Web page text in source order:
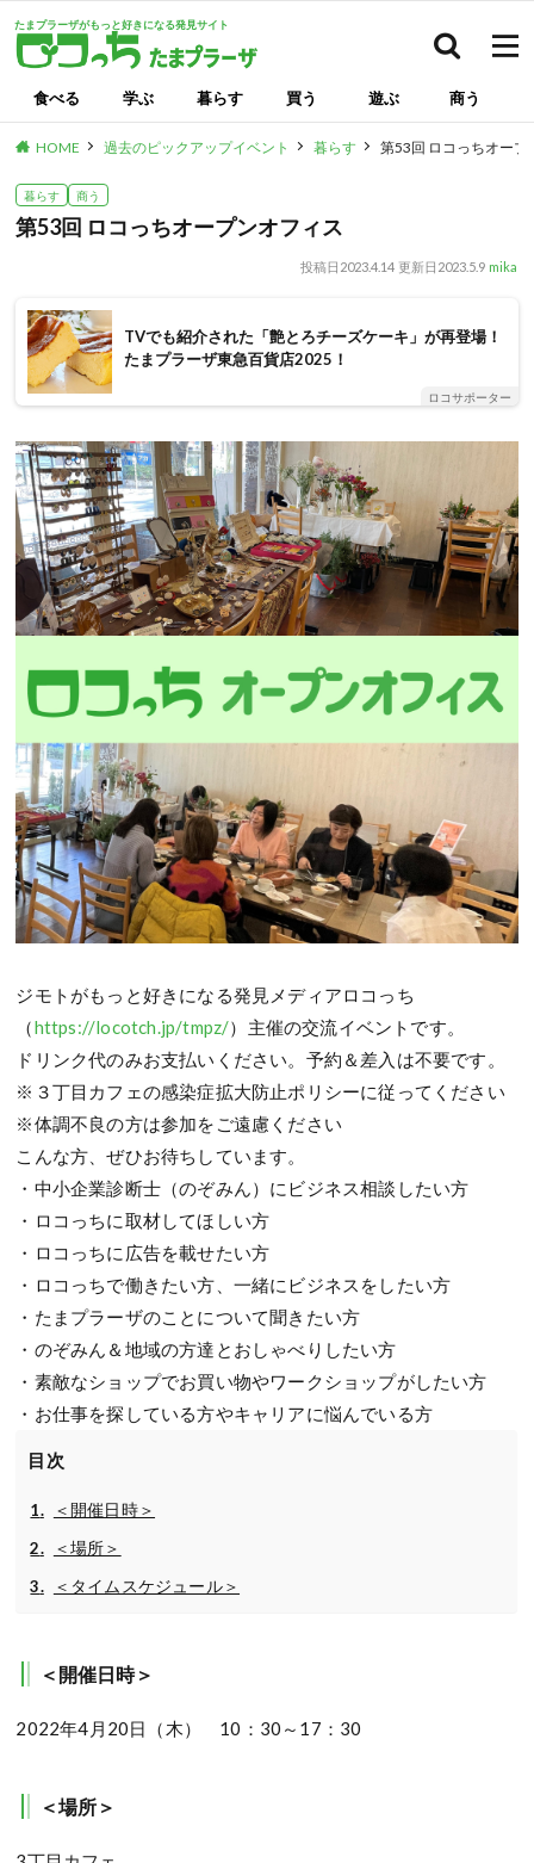
たまプラーザがもっと好きになる発見サイト
食べる 学ぶ 暮らす 買う 遊ぶ 商う
HOME 過去のピックアップイベント 暮らす 第53回 ロコっちオープ
暮らす 商う
第53回 ロコっちオープンオフィス
投稿日 2023.4.14 更新日 2023.5.9 mika
TVでも紹介された「艶とろチーズケーキ」が再登場！
たまプラーザ東急百貨店2025！
ロコサポーター
ジモトがもっと好きになる発見メディアロコっち
（https://locotch.jp/tmpz/）主催の交流イベントです。
ドリンク代のみお支払いください。予約＆差入は不要です。
※３丁目カフェの感染症拡大防止ポリシーに従ってください
※体調不良の方は参加をご遠慮ください
こんな方、ぜひお待ちしています。
・中小企業診断士（のぞみん）にビジネス相談したい方
・ロコっちに取材してほしい方
・ロコっちに広告を載せたい方
・ロコっちで働きたい方、一緒にビジネスをしたい方
・たまプラーザのことについて聞きたい方
・のぞみん＆地域の方達とおしゃべりしたい方
・素敵なショップでお買い物やワークショップがしたい方
・お仕事を探している方やキャリアに悩んでいる方
目次
＜開催日時＞
＜場所＞
＜タイムスケジュール＞
＜開催日時＞
2022年4月20日（木） 10：30～17：30
＜場所＞